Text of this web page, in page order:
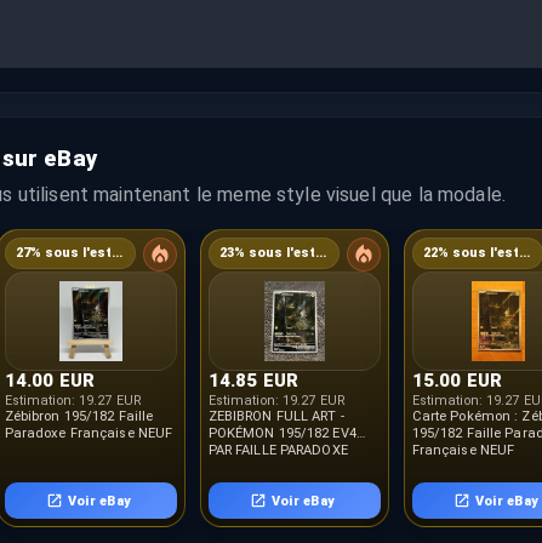
eBay
utilisent maintenant le meme style visuel que la modale.
27% sous l'estimation
14.00 EUR
Estimation: 19.27 EUR
Zébibron 195/182 Faille
Paradoxe Française NEUF
Voir eBay
23% sous l'estimation
14.85 EUR
Estimation: 19.27 EUR
ZEBIBRON FULL ART -
POKÉMON 195/182 EV4
PAR FAILLE PARADOXE
Voir eBay
22% sous l'estimation
15.00 EUR
Estimation: 19.27
Carte Pokémon :
195/182 Faille
Française NEUF
Voir eBay